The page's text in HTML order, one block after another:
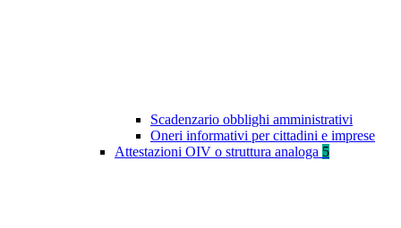
Scadenzario obblighi amministrativi
Oneri informativi per cittadini e imprese
Attestazioni OIV o struttura analoga 5